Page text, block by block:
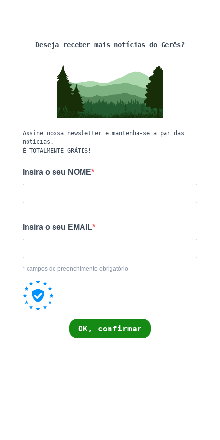
Deseja receber mais notícias do Gerês?
Assine nossa newsletter e mantenha-se a par das
notícias.
É TOTALMENTE GRÁTIS!
Insira o seu NOME
Insira o seu EMAIL
* campos de preenchimento obrigatório
OK, confirmar